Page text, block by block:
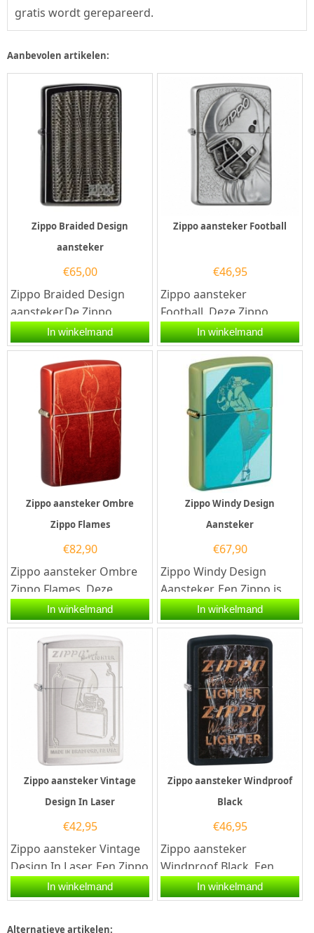
gratis wordt gerepareerd.
Aanbevolen artikelen:
Zippo Braided Design
aansteker
€65,00
Zippo Braided Design
aansteker.De Zippo
Braided Design aansteker
heeft een black ice
afwerking met...
In winkelmand
Zippo aansteker Football
€46,95
Zippo aansteker
Football. Deze Zippo
aansteker heeft een Satin
Chrome afwerking en aan
In winkelmand
Zippo aansteker Ombre
Zippo Flames
€82,90
Zippo aansteker Ombre
Zippo Flames. Deze
Premium zippo aansteker
heeft een volledige
prachtige...
In winkelmand
Zippo Windy Design
Aansteker
€67,90
Zippo Windy Design
Aansteker. Een Zippo is
een kwalitatief goede
benzineaansteker met
In winkelmand
Zippo aansteker Vintage
Design In Laser
€42,95
Zippo aansteker Vintage
Design In Laser. Een Zippo
aansteker is een
kwalitatief...
In winkelmand
Zippo aansteker Windproof
Black
€46,95
Zippo aansteker
Windproof Black. Een
Zippo aansteker is een
kwalitatief
In winkelmand
Alternatieve artikelen: